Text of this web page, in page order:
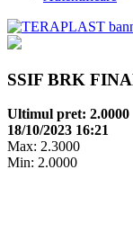
SSIF BRK
Ultimul pret: 2.0000
18/10/2023 16:21
Max: 2.3000
Min: 2.0000